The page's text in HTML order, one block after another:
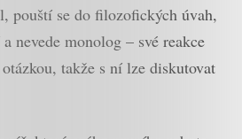
pouští se do filozofických úvah,
nevede monolog – své reakce
takže s ní lze diskutovat